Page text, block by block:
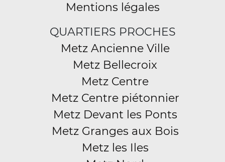
Mentions légales
QUARTIERS PROCHES
Metz Ancienne Ville
Metz Bellecroix
Metz Centre
Metz Centre piétonnier
Metz Devant les Ponts
Metz Granges aux Bois
Metz les Iles